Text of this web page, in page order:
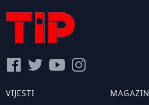
VIJESTI
MAGAZIN